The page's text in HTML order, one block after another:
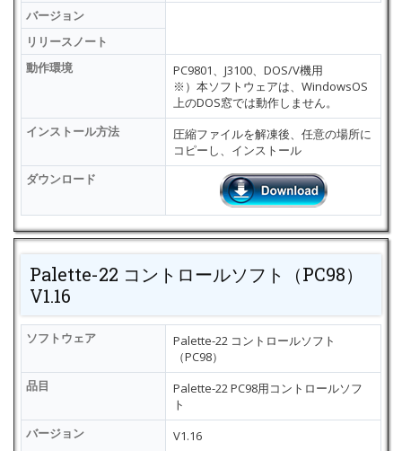
バージョン
リリースノート
動作環境
PC9801、J3100、DOS/V機用
※）本ソフトウェアは、WindowsOS
上のDOS窓では動作しません。
インストール方法
圧縮ファイルを解凍後、任意の場所に
コピーし、インストール
ダウンロード
Palette-22 コントロールソフト（PC98）
V1.16
ソフトウェア
Palette-22 コントロールソフト
（PC98）
品目
Palette-22 PC98用コントロールソフ
ト
バージョン
V1.16